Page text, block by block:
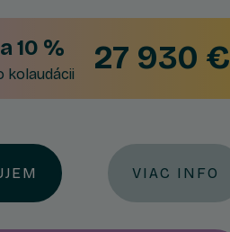
10 %
kolaudácii 27 930 €
VIAC INFO